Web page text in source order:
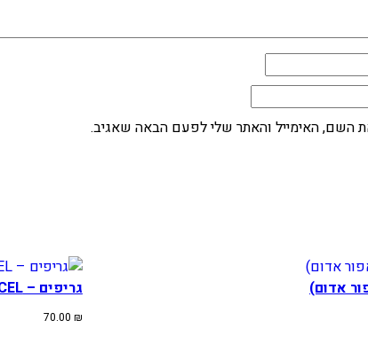
השם, האימייל והאתר שלי לפעם הבאה שאגיב.
גריפים – ACCEL (אפור כחול)
70.00 ₪